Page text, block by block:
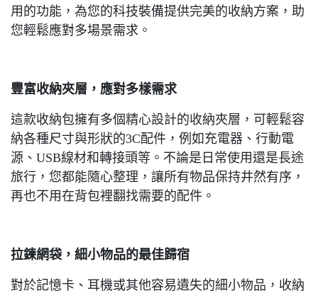
用的功能，為您的科技裝備提供完美的收納方案，助
您輕鬆應對多場景需求。
豐富收納夾層，應對多樣需求
這款收納包擁有多個精心設計的收納夾層，可輕鬆容
納各種尺寸與形狀的3C配件，例如充電器、行動電
源、USB線材和轉接頭等。不論是日常使用還是長途
旅行，您都能隨心整理，讓所有物品保持井然有序，
再也不用在背包裡翻找需要的配件。
拉鍊網袋，細小物品的最佳歸宿
對於記憶卡、耳機或其他容易遺失的細小物品，收納